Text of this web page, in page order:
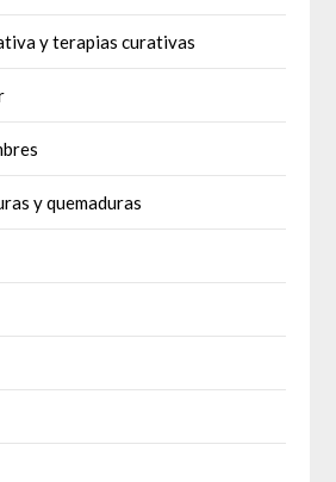
y terapias curativas
y quemaduras